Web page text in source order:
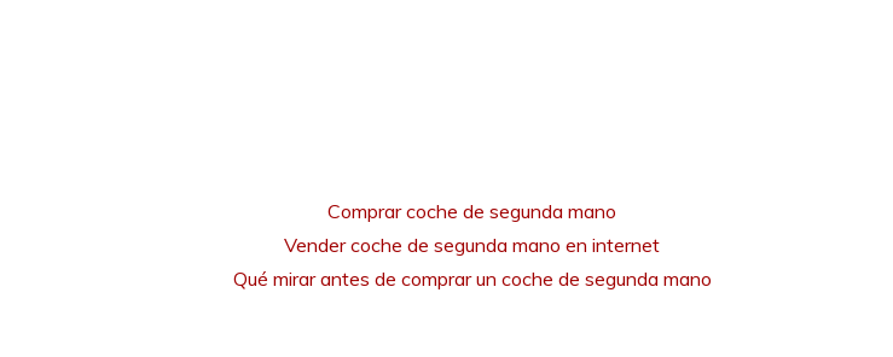
Comprar coche de segunda mano
Vender coche de segunda mano en internet
Qué mirar antes de comprar un coche de segunda mano